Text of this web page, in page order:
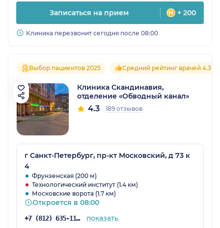
Записаться на прием + 200
Клиника перезвонит сегодня после 08:00
Выбор пациентов 2025 Средний рейтинг врачей 4.3
Клиника Скандинавия,
отделение «Обводный канал»
4.3 189 отзывов
г Санкт-Петербург, пр-кт Московский, д 73 к
4
Фрунзенская (200 м)
Технологический институт (1.4 км)
Московские ворота (1.7 км)
Откроется в 08:00
+7 (812) 635-11-79 показать